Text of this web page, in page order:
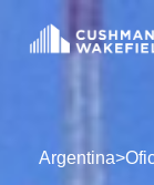
Argentina>